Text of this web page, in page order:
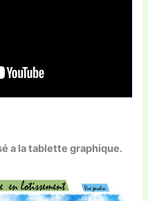
a la tablette graphique.